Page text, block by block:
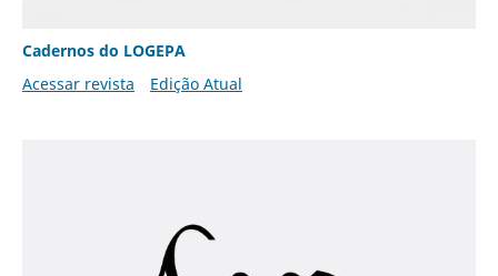
Cadernos do LOGEPA
Acessar revista
Edição Atual